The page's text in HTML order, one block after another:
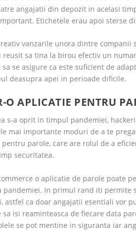
angajatii din depozit in acelasi
Etichetele erau apoi sterse
vanzarile unora dintre
reusit sa tina la birou efectiv un
se asigure ca este suficient de
deasupra apei in perioade dificile.
O APLICATIE PENTRU
s-a oprit in timpul pandemiei,
mai importante moduri de a te
parole, care are rolul de a
securitatea.
o aplicatie de parole poate
pandemiei. In primul rand iti permite
astfel ca doar angajatii esentiali vor
isi reaminteasca de fiecare data
se pot mentine in siguranta iar